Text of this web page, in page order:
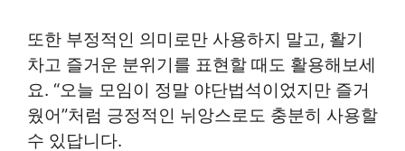
또한 부정적인 의미로만 사용하지 말고, 활기
차고 즐거운 분위기를 표현할 때도 활용해보세
요. “오늘 모임이 정말 야단법석이었지만 즐거
웠어”처럼 긍정적인 뉘앙스로도 충분히 사용할
수 있답니다.